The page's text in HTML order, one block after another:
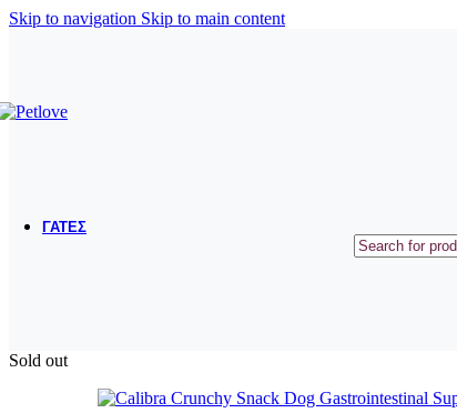
Skip to navigation Skip to main content
ΓΑΤΕΣ
ΜΠΟΛΑΚΙΑ ΤΑΙΣΤΡΕΣ
Sold out